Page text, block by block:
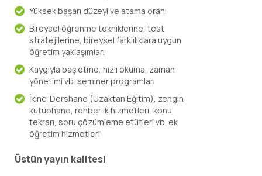
Yüksek başarı düzeyi ve atama oranı
Bireysel öğrenme tekniklerine, test
stratejilerine, bireysel farklılıklara uygun
öğretim yaklaşımları
Kaygıyla baş etme, hızlı okuma, zaman
yönetimi vb. seminer programları
İkinci Dershane (Uzaktan Eğitim), zengin
kütüphane, rehberlik hizmetleri, konu
tekrarı, soru çözümleme etütleri vb. ek
öğretim hizmetleri
Üstün yayın kalitesi